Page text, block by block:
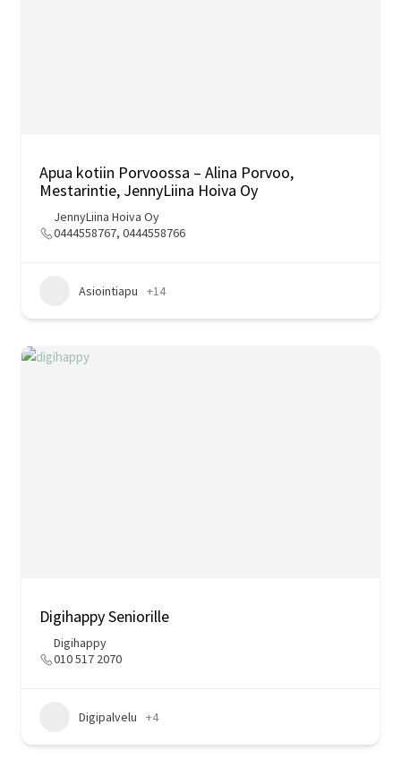
Apua kotiin Porvoossa – Alina Porvoo,
Mestarintie, JennyLiina Hoiva Oy
JennyLiina Hoiva Oy
0444558767, 0444558766
Asiointiapu +14
Digihappy Seniorille
Digihappy
010 517 2070
Digipalvelu +4